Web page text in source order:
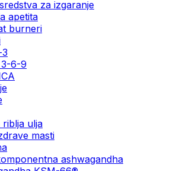
za izgaranje
apetita
burneri
3-6-9
riblja ulja
masti
ashwagandha